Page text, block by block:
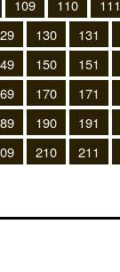
109 110 111
130 131
150 151
170 171
190 191
210 211